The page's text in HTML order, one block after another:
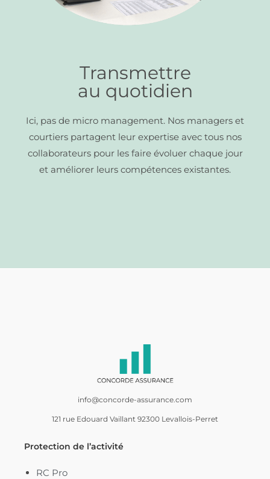
Transmettre
au quotidien
Ici, pas de micro management. Nos managers et
courtiers partagent leur expertise avec tous nos
collaborateurs pour les faire évoluer chaque jour
et améliorer leurs compétences existantes.
info@concorde-assurance.com
121 rue Edouard Vaillant 92300 Levallois-Perret
Protection de l’activité
RC Pro